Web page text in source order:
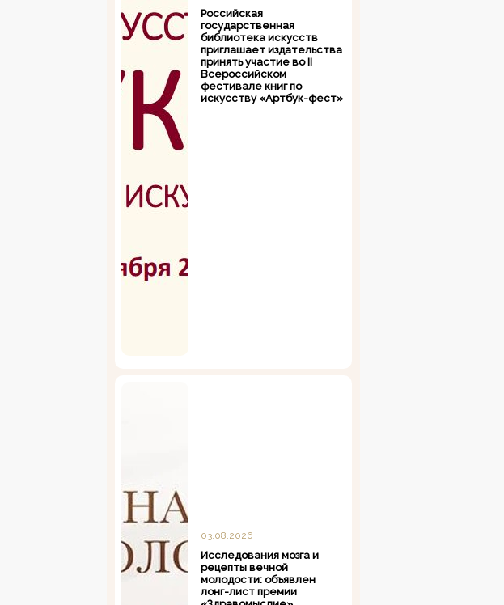
Российская
государственная
библиотека искусств
приглашает издательства
принять участие во II
Всероссийском
фестивале книг по
искусству «Артбук-фест»
03.08.2026
Исследования мозга и
рецепты вечной
молодости: объявлен
лонг-лист премии